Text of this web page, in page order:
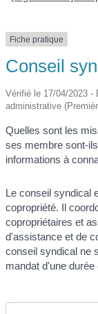
Fiche pratique
Conseil
Vérifié le 17/04/2023 -
administrative
Quelles sont les
ses membre sont-
informations à
Le conseil syndical
copropriété. Il
copropriétaires et
d'assistance et de
conseil syndical ne
mandat d'une